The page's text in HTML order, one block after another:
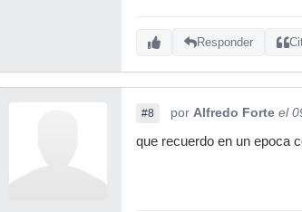
Responder
#8 por Alfredo Forte el
que recuerdo en un epoca